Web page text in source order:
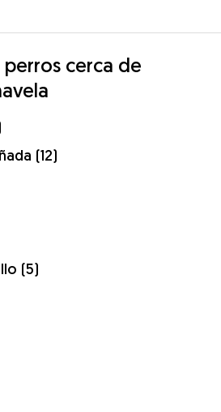
cerca de
(12)
(5)